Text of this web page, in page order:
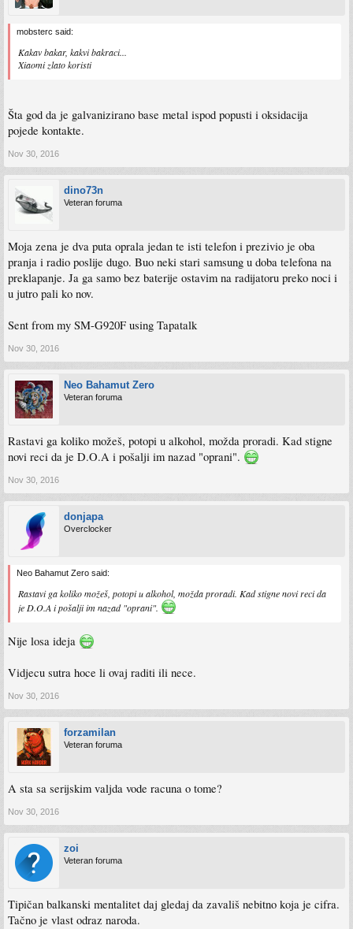
mobsterc said:
Kakav bakar, kakvi bakraci...
Xiaomi zlato koristi
Šta god da je galvanizirano base metal ispod popusti i oksidacija
pojede kontakte.
Nov 30, 2016
dino73n
Veteran foruma
Moja zena je dva puta oprala jedan te isti telefon i prezivio je oba
pranja i radio poslije dugo. Buo neki stari samsung u doba telefona na
preklapanje. Ja ga samo bez baterije ostavim na radijatoru preko noci i
u jutro pali ko nov.
Sent from my SM-G920F using Tapatalk
Nov 30, 2016
Neo Bahamut Zero
Veteran foruma
Rastavi ga koliko možeš, potopi u alkohol, možda proradi. Kad stigne
novi reci da je D.O.A i pošalji im nazad "oprani".
Nov 30, 2016
donjapa
Overclocker
Neo Bahamut Zero said:
Rastavi ga koliko možeš, potopi u alkohol, možda proradi. Kad stigne novi reci da
je D.O.A i pošalji im nazad "oprani".
Nije losa ideja
Vidjecu sutra hoce li ovaj raditi ili nece.
Nov 30, 2016
forzamilan
Veteran foruma
A sta sa serijskim valjda vode racuna o tome?
Nov 30, 2016
zoi
Veteran foruma
Tipičan balkanski mentalitet daj gledaj da zavališ nebitno koja je cifra.
Tačno je vlast odraz naroda.